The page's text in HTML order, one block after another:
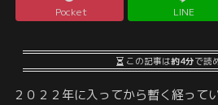
Pocket LINE
この記事は約4分で読
２０２２年に入ってから暫く経って